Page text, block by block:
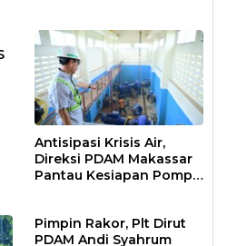
Antisipasi Krisis Air,
Direksi PDAM Makassar
Pantau Kesiapan Pompa
Pimpin Rakor, Plt Dirut
PDAM Andi Syahrum